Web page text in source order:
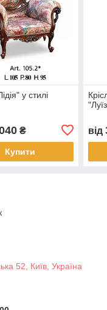
у стилі
₴
Купити
від
52, Київ, Україна